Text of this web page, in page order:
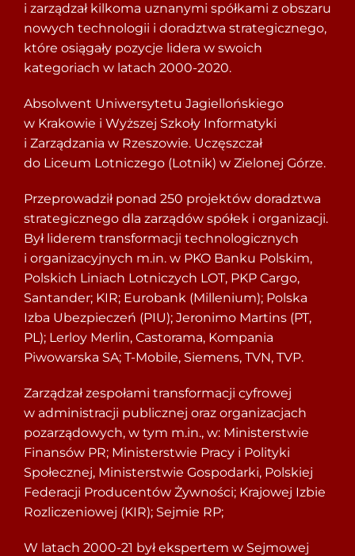
i zarządzał kilkoma uznanymi spółkami z obszaru
nowych technologii i doradztwa strategicznego,
które osiągały pozycje lidera w swoich
kategoriach w latach 2000-2020.
Absolwent Uniwersytetu Jagiellońskiego
w Krakowie i Wyższej Szkoły Informatyki
i Zarządzania w Rzeszowie. Uczęszczał
do Liceum Lotniczego (Lotnik) w Zielonej Górze.
Przeprowadził ponad 250 projektów doradztwa
strategicznego dla zarządów spółek i organizacji.
Był liderem transformacji technologicznych
i organizacyjnych m.in. w PKO Banku Polskim,
Polskich Liniach Lotniczych LOT, PKP Cargo,
Santander; KIR; Eurobank (Millenium); Polska
Izba Ubezpieczeń (PIU); Jeronimo Martins (PT,
PL); Lerloy Merlin, Castorama, Kompania
Piwowarska SA; T-Mobile, Siemens, TVN, TVP.
Zarządzał zespołami transformacji cyfrowej
w administracji publicznej oraz organizacjach
pozarządowych, w tym m.in., w: Ministerstwie
Finansów PR; Ministerstwie Pracy i Polityki
Społecznej, Ministerstwie Gospodarki, Polskiej
Federacji Producentów Żywności; Krajowej Izbie
Rozliczeniowej (KIR); Sejmie RP;
W latach 2000-21 był ekspertem w Sejmowej